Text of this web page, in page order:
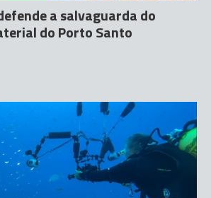
a salvaguarda do
do Porto Santo